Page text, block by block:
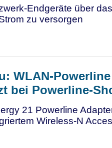
Endgeräte über
zu versorgen
WLAN-
bei Powerline-
21 Powerline
Wireless-N